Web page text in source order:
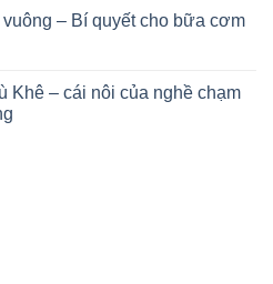
– Bí quyết cho bữa cơm
Khê – cái nôi của nghề chạm